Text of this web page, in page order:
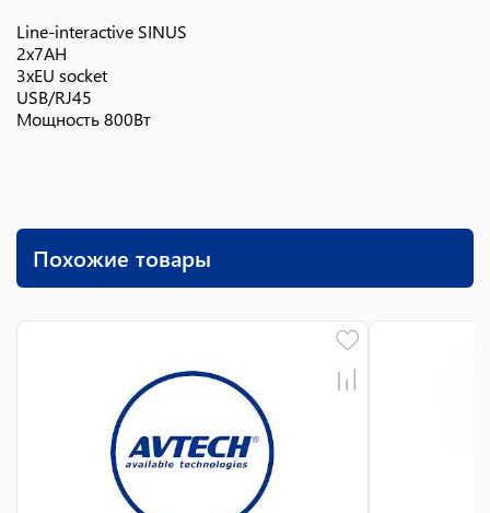
Line-interactive SINUS
2x7AH
3xEU socket
USB/RJ45
Мощность 800Вт
Похожие товары